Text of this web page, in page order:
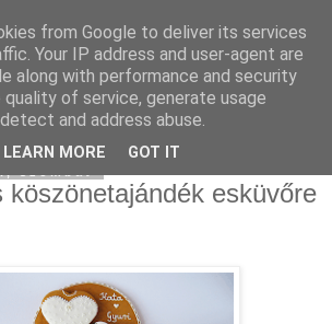
köszönetajándék esküvőre
from Google to deliver its services
Your IP address and user-agent are
along with performance and security
of service, generate usage
and address abuse.
LEARN MORE GOT IT